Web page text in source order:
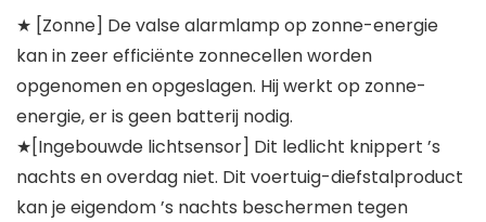
★ [Zonne] De valse alarmlamp op zonne-energie
kan in zeer efficiënte zonnecellen worden
opgenomen en opgeslagen. Hij werkt op zonne-
energie, er is geen batterij nodig.
★[Ingebouwde lichtsensor] Dit ledlicht knippert ’s
nachts en overdag niet. Dit voertuig-diefstalproduct
kan je eigendom ’s nachts beschermen tegen